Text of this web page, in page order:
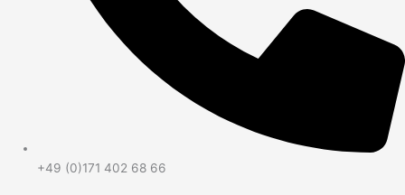
+49 (0)171 402 68 66